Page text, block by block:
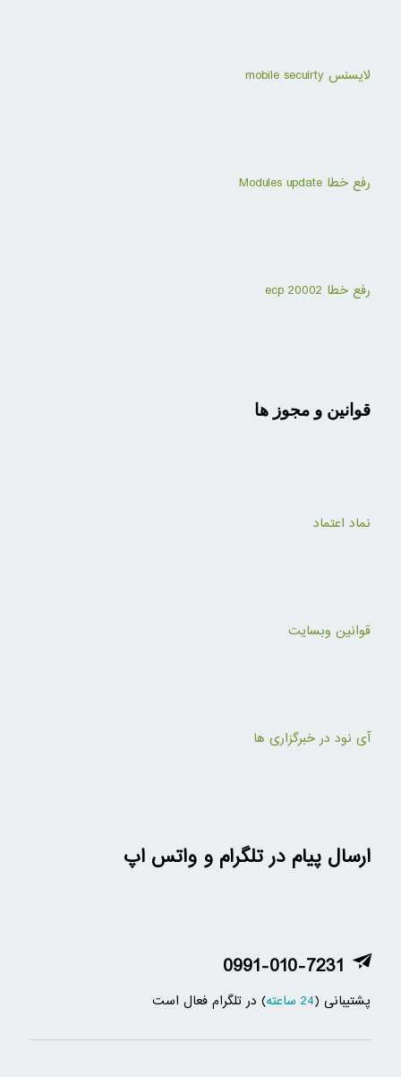
لایسنس mobile secuirty
رفع خطا Modules update
رفع خطا ecp 20002
قوانین و مجوز ها
نماد اعتماد
قوانین وبسایت
آی نود در خبرگزاری ها
ارسال پیام در تلگرام و واتس اپ
0991-010-7231
پشتیبانی (24 ساعته ) در تلگرام فعال است